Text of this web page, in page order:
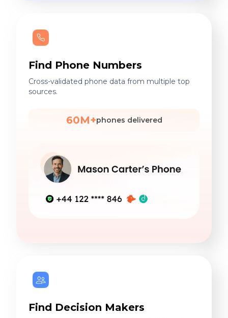
Find Phone Numbers
Cross-validated phone data from multiple top
sources.
60M+phones delivered
Find Decision Makers